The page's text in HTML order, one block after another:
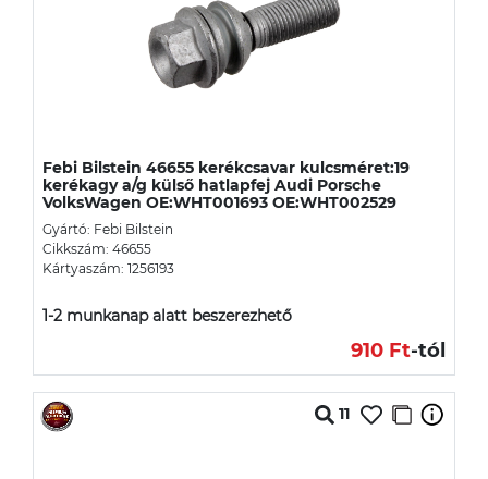
Febi Bilstein 46655 kerékcsavar kulcsméret:19
kerékagy a/g külső hatlapfej Audi Porsche
VolksWagen OE:WHT001693 OE:WHT002529
Gyártó: Febi Bilstein
Cikkszám: 46655
Kártyaszám: 1256193
1-2 munkanap alatt beszerezhető
910 Ft-tól
11